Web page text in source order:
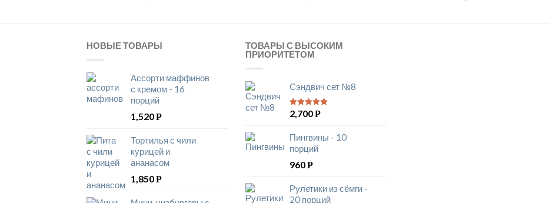
НОВЫЕ ТОВАРЫ
Ассорти маффинов
с кремом - 16
порций
1,520Р
Тортилья с чили
курицей и
ананасом
1,850Р
ТОВАРЫ С ВЫСОКИМ
ПРИОРИТЕТОМ
Сэндвич сет №8
5из 5
2,700Р
Пингвины - 10
порций
960Р
Рулетики из сёмги -
20 порций